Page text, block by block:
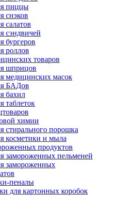
пиццы
снэков
салатов
сэндвичей
бургеров
роллов
товаров
шприцов
медицинских масок
БАДов
бахил
таблеток
химии
стирального порошка
косметики и мыла
продуктов
замороженных пельменей
замороженных
пеналы
для картонных коробок